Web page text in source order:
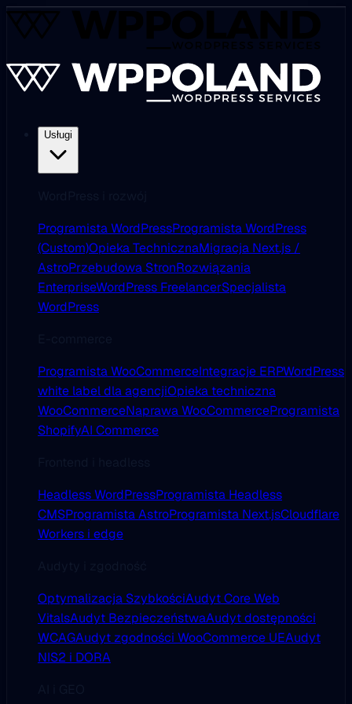
Usługi
Programista WordPressProgramista WordPress
(Custom)Opieka TechnicznaMigracja Next.js /
AstroPrzebudowa StronRozwiązania
EnterpriseWordPress FreelancerSpecjalista
WordPress
Programista WooCommerceIntegracje ERPWordPress
white label dla agencjiOpieka techniczna
WooCommerceNaprawa WooCommerceProgramista
ShopifyAI Commerce
Headless WordPressProgramista Headless
CMSProgramista AstroProgramista Next.jsCloudflare
Workers i edge
Optymalizacja SzybkościAudyt Core Web
VitalsAudyt BezpieczeństwaAudyt dostępności
WCAGAudyt zgodności WooCommerce UEAudyt
NIS2 i DORA